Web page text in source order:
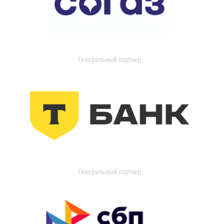
Генеральный партнер
Генеральный партнер